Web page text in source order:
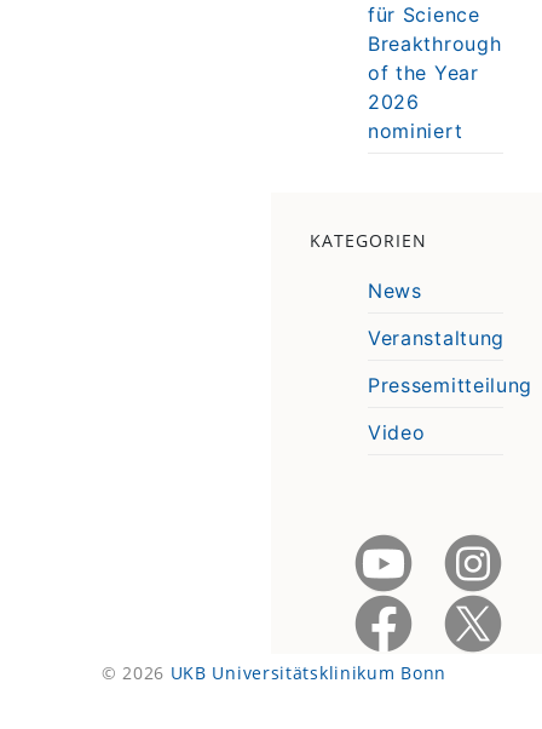
für Science
Breakthrough
of the Year
2026
nominiert
KATEGORIEN
News
Veranstaltung
Pressemitteilung
Video
© 2026 UKB Universitätsklinikum Bonn